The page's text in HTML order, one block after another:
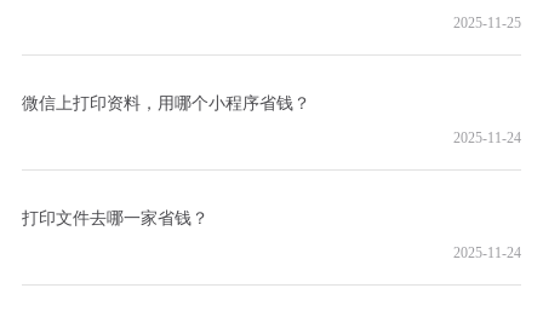
2025-11-25
微信上打印资料，用哪个小程序省钱？
2025-11-24
打印文件去哪一家省钱？
2025-11-24